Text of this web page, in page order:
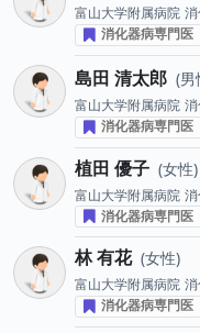
富山大学附属病院
消化器病専門医
島田 清太郎 男
富山大学附属病院
消化器病専門医
植田 優子 女性
富山大学附属病院
消化器病専門医
林 有花 女性
富山大学附属病院
消化器病専門医